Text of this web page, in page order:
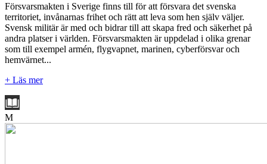
Försvarsmakten i Sverige finns till för att försvara det svenska
territoriet, invånarnas frihet och rätt att leva som hen själv väljer.
Svensk militär är med och bidrar till att skapa fred och säkerhet på
andra platser i världen. Försvarsmakten är uppdelad i olika grenar
som till exempel armén, flygvapnet, marinen, cyberförsvar och
hemvärnet...
+ Läs mer
M